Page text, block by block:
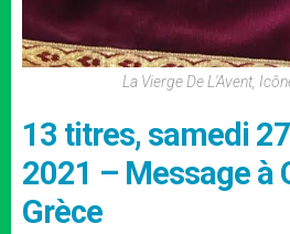
La Vierge De L'Avent,
13 titres, samedi
2021 – Message à
Grèce